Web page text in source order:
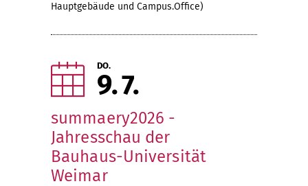
Hauptgebäude und Campus.Office)
DO.
9 7
summaery2026 -
Jahresschau der
Bauhaus-Universität
Weimar